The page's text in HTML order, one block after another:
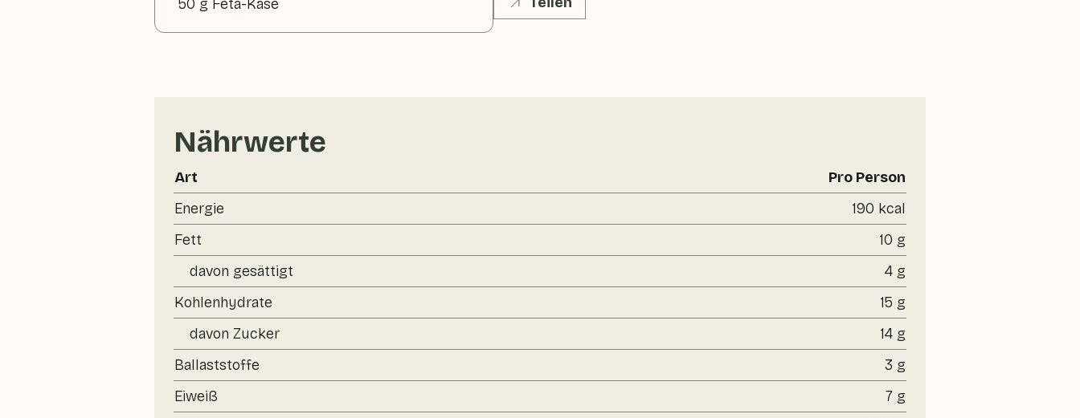
50 g Feta-Käse
Nährwerte
Art
Pro Person
Energie
190 kcal
Fett
10 g
davon gesättigt
4 g
Kohlenhydrate
15 g
davon Zucker
14 g
Ballaststoffe
3 g
Eiweiß
7 g